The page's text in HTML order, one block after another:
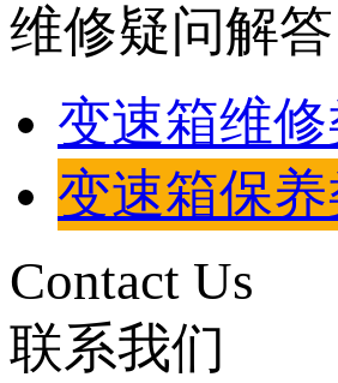
维修疑问解答
变速箱维
变速箱保
Contact Us
联系我们